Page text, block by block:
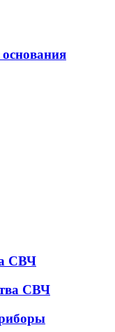
СВЧ
СВЧ